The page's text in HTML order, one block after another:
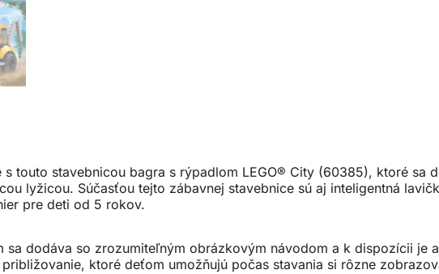
touto stavebnicou bagra s rýpadlom LEGO® City (60385), ktoré sa
lyžicou. Súčasťou tejto zábavnej stavebnice sú aj inteligentná
pre deti od 5 rokov.
sa dodáva so zrozumiteľným obrázkovým návodom a k dispozícii je
ktoré deťom umožňujú počas stavania si rôzne